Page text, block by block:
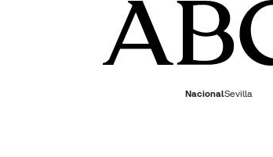
NacionalSevilla